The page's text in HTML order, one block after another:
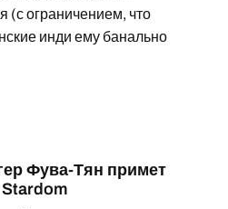
(с ограничением, что
инди ему банально
Фува-Тян примет